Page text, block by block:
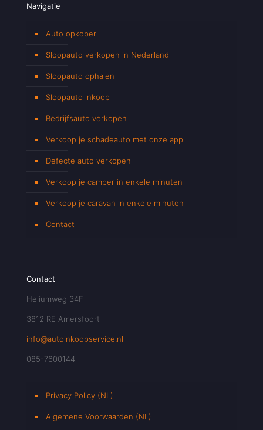
Navigatie
Auto opkoper
Sloopauto verkopen in Nederland
Sloopauto ophalen
Sloopauto inkoop
Bedrijfsauto verkopen
Verkoop je schadeauto met onze app
Defecte auto verkopen
Verkoop je camper in enkele minuten
Verkoop je caravan in enkele minuten
Contact
Contact
Heliumweg 34F
3812 RE Amersfoort
info@autoinkoopservice.nl
085-7600144
Privacy Policy (NL)
Algemene Voorwaarden (NL)